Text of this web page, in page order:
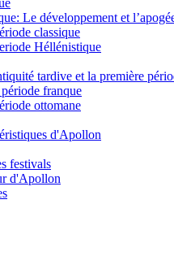
Le développement et
classique
Héllénistique
tardive et la première
franque
ottomane
d'Apollon
festivals
d'Apollon